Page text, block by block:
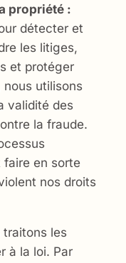
propriété :
détecter et
les litiges,
et protéger
nous utilisons
validité des
la fraude.
en sorte
nos droits
traitons les
à la loi. Par